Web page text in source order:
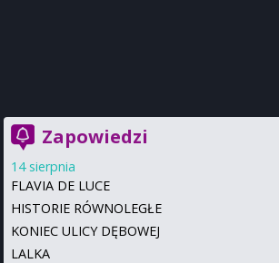
Zapowiedzi
14 sierpnia
FLAVIA DE LUCE
HISTORIE RÓWNOLEGŁE
KONIEC ULICY DĘBOWEJ
LALKA